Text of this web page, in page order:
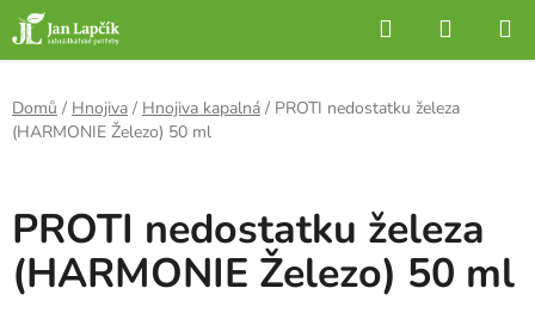
Přejít
na
obsah
Hledat
KOŠÍK
Domů / Hnojiva / Hnojiva kapalná / PROTI nedostatku železa
(HARMONIE Železo) 50 ml
PROTI nedostatku železa
(HARMONIE Železo) 50 ml